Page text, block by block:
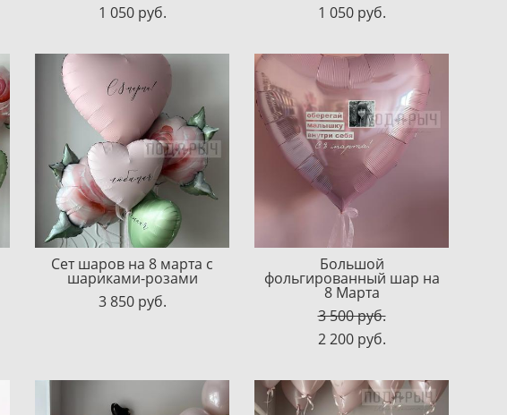
1 050 pуб.
1 050 pуб.
Сет шаров на 8 марта с
шариками-розами
3 850 pуб.
Большой
фольгированный шар на
8 Марта
3 500 pуб.
2 200 pуб.